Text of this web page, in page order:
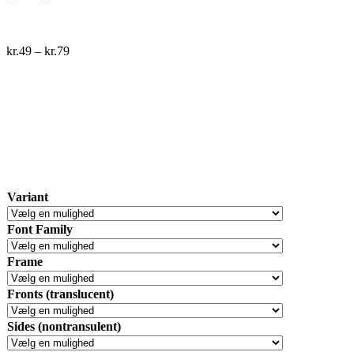
kr.49 – kr.79
Variant
Font Family
Frame
Fronts (translucent)
Sides (nontransulent)